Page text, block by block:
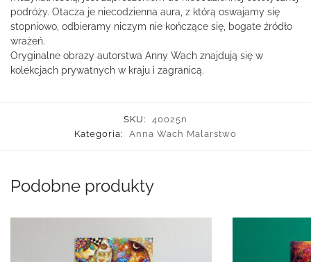
podróży. Otacza je niecodzienna aura, z którą oswajamy się
stopniowo, odbieramy niczym nie kończące się, bogate źródło
wrażeń.
Oryginalne obrazy autorstwa Anny Wach znajdują się w
kolekcjach prywatnych w kraju i zagranicą.
SKU:
40025n
Kategoria:
Anna Wach Malarstwo
Podobne produkty